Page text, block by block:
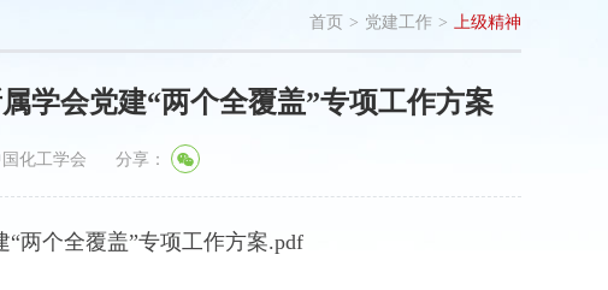
首页 > 党建工作 > 上级精神
学会党建“两个全覆盖”专项工作方案
化工学会 分享：
两个全覆盖”专项工作方案.pdf